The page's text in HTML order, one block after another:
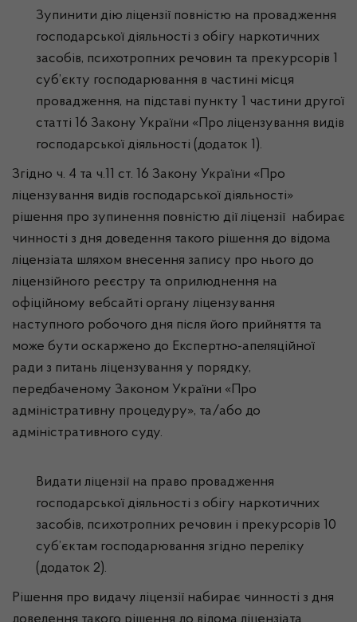
Зупинити дію ліцензії повністю на провадження
господарської діяльності з обігу наркотичних
засобів, психотропних речовин та прекурсорів 1
суб’єкту господарювання в частині місця
провадження, на підставі пункту 1 частини другої
статті 16 Закону України «Про ліцензування видів
господарської діяльності (додаток 1).
Згідно ч. 4 та ч.11 ст. 16 Закону України «Про
ліцензування видів господарської діяльності»
рішення про зупинення повністю дії ліцензії набирає
чинності з дня доведення такого рішення до відома
ліцензіата шляхом внесення запису про нього до
ліцензійного реєстру та оприлюднення на
офіційному вебсайті органу ліцензування
наступного робочого дня після його прийняття та
може бути оскаржено до Експертно-апеляційної
ради з питань ліцензування у порядку,
передбаченому Законом України «Про
адміністративну процедуру», та/або до
адміністративного суду.
Видати ліцензії на право провадження
господарської діяльності з обігу наркотичних
засобів, психотропних речовин і прекурсорів 10
суб’єктам господарювання згідно переліку
(додаток 2).
Рішення про видачу ліцензії набирає чинності з дня